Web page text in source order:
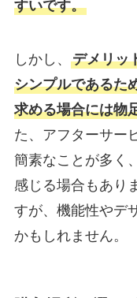
すいです。
しかし、 デメリッ
シンプルであるた
求める場合には物
た、アフターサー
簡素なことが多く
感じる場合もあり
すが、機能性やデ
かもしれません。